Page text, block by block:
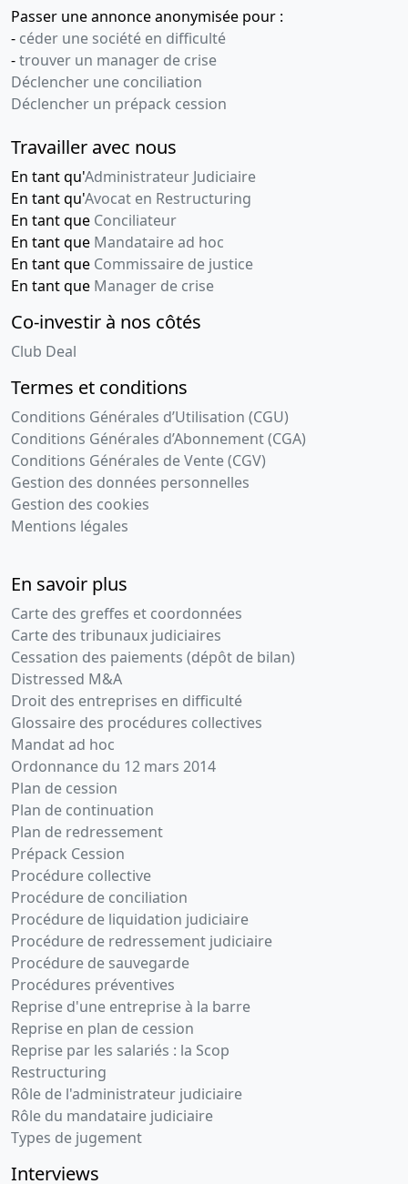
Passer une annonce anonymisée pour :
- céder une société en difficulté
-trouver un manager de crise
Déclencher une conciliation
Déclencher un prépack cession
Travailler avec nous
En tant qu'Administrateur Judiciaire
En tant qu'Avocat en Restructuring
En tant que Conciliateur
En tant que Mandataire ad hoc
En tant que Commissaire de justice
En tant que Manager de crise
Co-investir à nos côtés
Club Deal
Termes et conditions
Conditions Générales d’Utilisation (CGU)
Conditions Générales d’Abonnement (CGA)
Conditions Générales de Vente (CGV)
Gestion des données personnelles
Gestion des cookies
Mentions légales
En savoir plus
Carte des greffes et coordonnées
Carte des tribunaux judiciaires
Cessation des paiements (dépôt de bilan)
Distressed M&A
Droit des entreprises en difficulté
Glossaire des procédures collectives
Mandat ad hoc
Ordonnance du 12 mars 2014
Plan de cession
Plan de continuation
Plan de redressement
Prépack Cession
Procédure collective
Procédure de conciliation
Procédure de liquidation judiciaire
Procédure de redressement judiciaire
Procédure de sauvegarde
Procédures préventives
Reprise d'une entreprise à la barre
Reprise en plan de cession
Reprise par les salariés : la Scop
Restructuring
Rôle de l'administrateur judiciaire
Rôle du mandataire judiciaire
Types de jugement
Interviews